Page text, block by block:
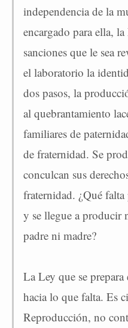
independencia de la
encargado para ella,
sanciones que le sea
el laboratorio la
dos pasos, la
al quebrantamiento
familiares de
de fraternidad. Se
conculcan sus
fraternidad. ¿Qué falta
y se llegue a producir
padre ni madre?
La Ley que se
hacia lo que falta. Es
Reproducción, no